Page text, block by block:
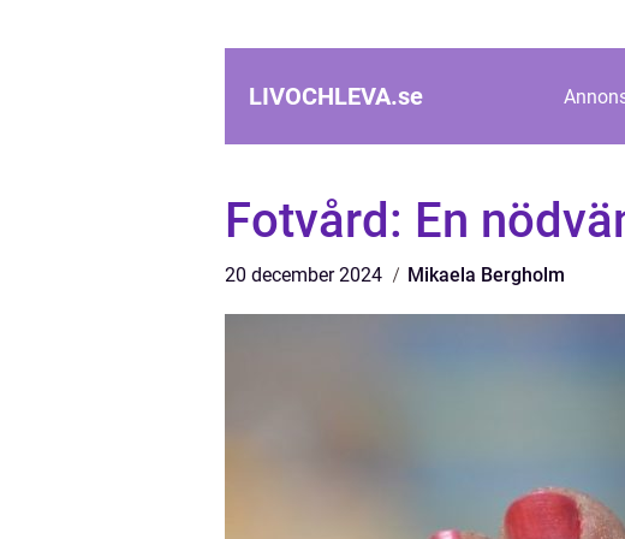
LIVOCHLEVA.se
Fotvård: En
20 december 2024 Mikaela Bergholm